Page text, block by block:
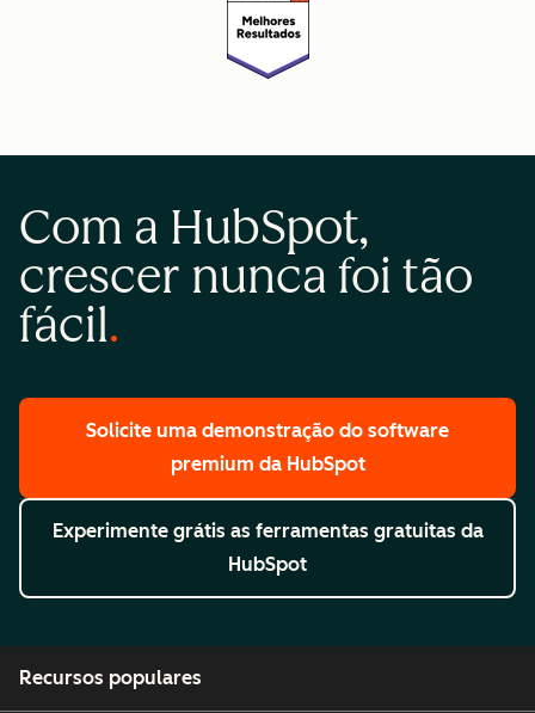
Com a HubSpot,
crescer nunca foi tão
fácil
Solicite uma demonstração do software
premium da HubSpot
Experimente grátis as ferramentas gratuitas da
HubSpot
Recursos populares